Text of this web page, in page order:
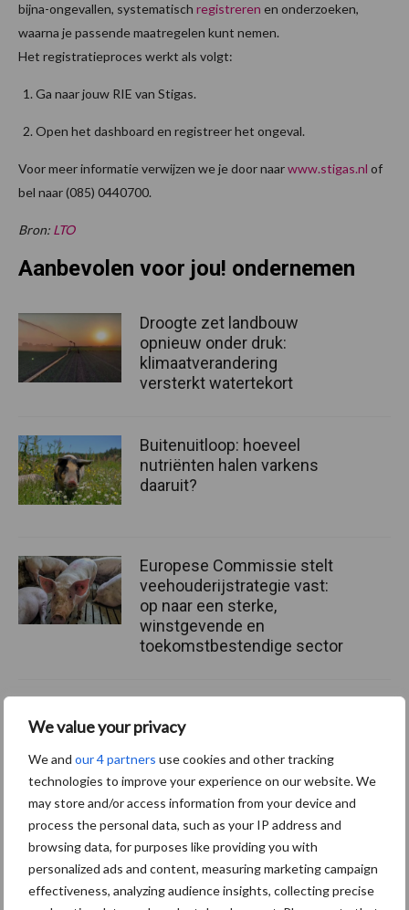
We value your privacy
We and our 4 partners use cookies and other tracking
technologies to improve your experience on our website. We
may store and/or access information from your device and
process the personal data, such as your IP address and
browsing data, for purposes like providing you with
personalized ads and content, measuring marketing campaign
effectiveness, analyzing audience insights, collecting precise
bijna-ongevallen, systematisch registreren en onderzoeken,
waarna je passende maatregelen kunt nemen.
Het registratieproces werkt als volgt:
Ga naar jouw RIE van Stigas.
Open het dashboard en registreer het ongeval.
Voor meer informatie verwijzen we je door naarwww.stigas.nl of
bel naar (085) 0440700.
Bron: LTO
Aanbevolen voor jou! ondernemen
Droogte zet landbouw
opnieuw onder druk:
klimaatverandering
versterkt watertekort
Buitenuitloop: hoeveel
nutriënten halen varkens
daaruit?
Europese Commissie stelt
veehouderijstrategie vast:
op naar een sterke,
winstgevende en
toekomstbestendige sector
Themapagina
Diergezondheid Fokkerij Huisvesting
Afrikaanse
varkenspest
Brachyspira